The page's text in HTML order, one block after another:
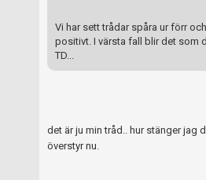
Vi har sett trådar spåra ur förr
positivt. I värsta fall blir det som
TD...
det är ju min tråd.. hur stänger jag
överstyr nu.